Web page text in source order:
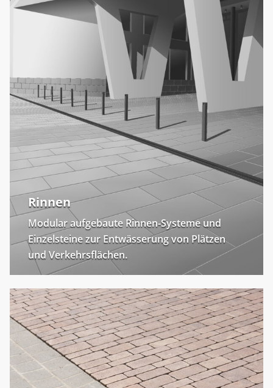
Rinnen
Modular aufgebaute Rinnen-Systeme und
Einzelsteine zur Entwässerung von Plätzen
und Verkehrsflächen.